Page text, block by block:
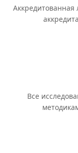
Все